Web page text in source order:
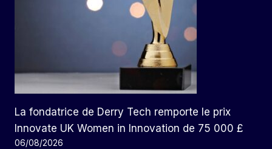
La fondatrice de Derry Tech remporte le prix
Innovate UK Women in Innovation de 75 000 £
06/08/2026